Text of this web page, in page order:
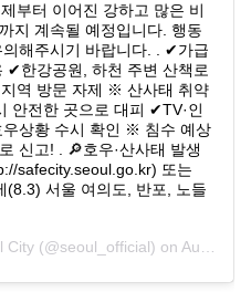
부터 이어진 강하고 많은 비
지 계속될 예정입니다. 행동
해주시기 바랍니다. . ✔가급
✔한강공원, 하천 주변 산책로
역 방문 자제 ※ 산사태 취약
안전한 곳으로 대피 ✔TV·인
상황 수시 확인 ※ 침수 예상
신고! . 🔎호우·산사태 발생
safecity.seoul.go.kr) 또는
(8.3) 서울 여의도, 반포, 노들
City (@seoul_official) on Aug 4, 2020 at 2:25am PDT